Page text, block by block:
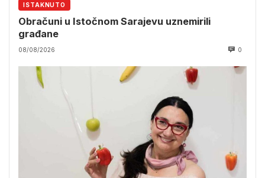
ISTAKNUTO
Obračuni u Istočnom Sarajevu uznemirili
građane
08/08/2026 0